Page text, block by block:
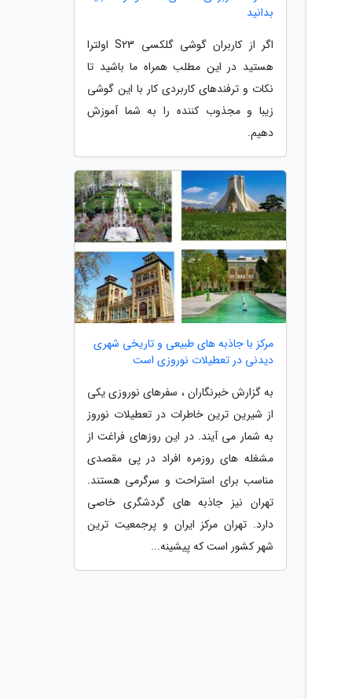
بدانید
اگر از کاربران گوشی گلکسی S23 اولترا
هستید در این مطلب همراه ما باشید تا
نکات و ترفندهای کاربردی کار با این گوشی
زیبا و مجذوب کننده را به شما آموزش
دهیم.
مرکز با جاذبه های طبیعی و تاریخی شهری
دیدنی در تعطیلات نوروزی است
به گزارش خبرنگاران ، سفرهای نوروزی یکی
از شیرین ترین خاطرات در تعطیلات نوروز
به شمار می آیند. در این روزهای فراغت از
مشغله های روزمره افراد در پی مقصدی
مناسب برای استراحت و سرگرمی هستند.
تهران نیز جاذبه های گردشگری خاصی
دارد. تهران مرکز ایران و پرجمعیت ترین
شهر کشور است که پیشینه...